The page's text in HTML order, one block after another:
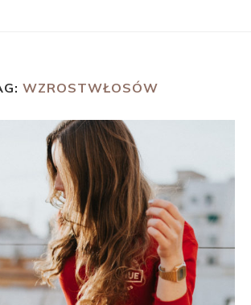
WZROSTWŁOSÓW